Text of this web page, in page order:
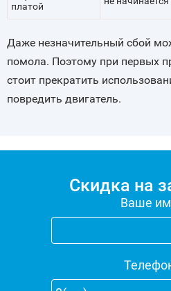
платой
Даже незначительный сбой
помола. Поэтому при первых
стоит прекратить
повредить двигатель.
Скидка на
Ваше